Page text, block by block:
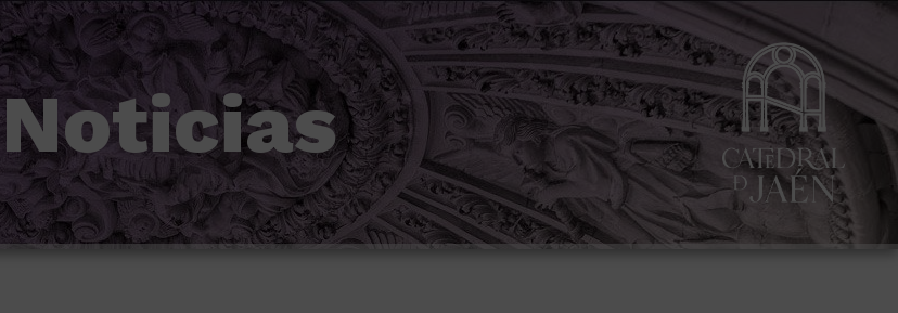
Noticias